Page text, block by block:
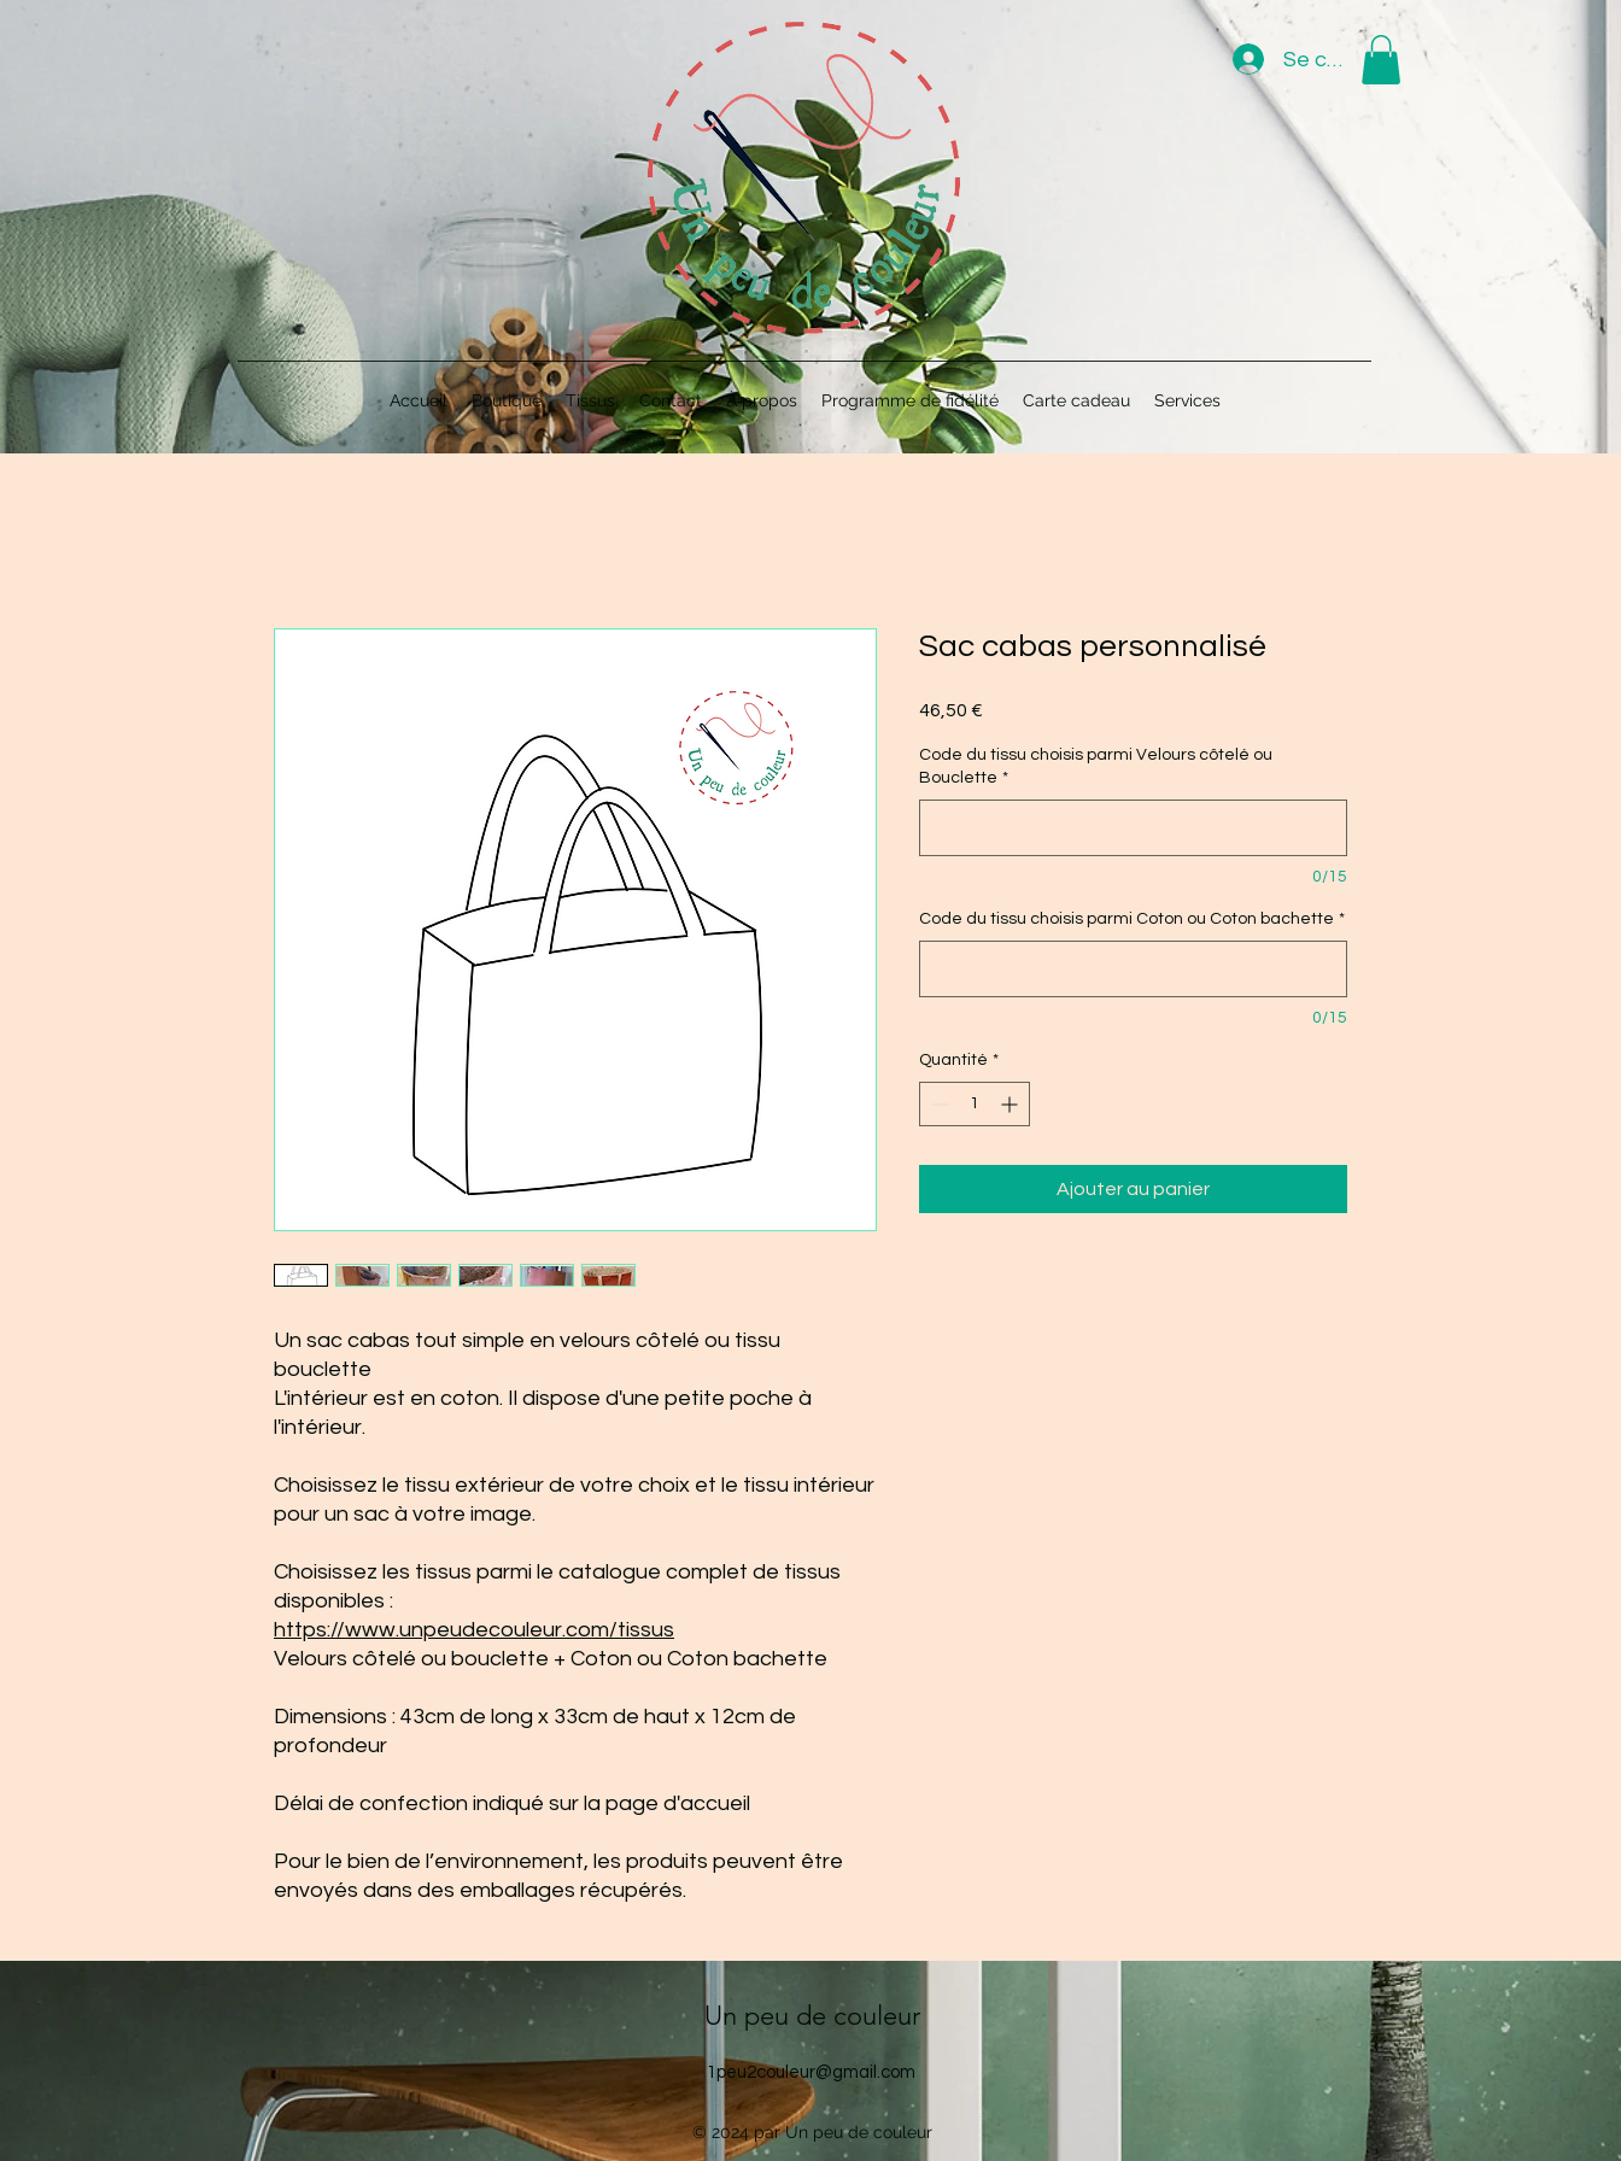
Se connecter
Accueil Boutique Tissus Contact À propos Programme de fidélité Carte cadeau Services
Un sac cabas tout simple en velours côtelé ou tissu
bouclette
L'intérieur est en coton. Il dispose d'une petite poche à
l'intérieur.
Choisissez le tissu extérieur de votre choix et le tissu intérieur
pour un sac à votre image.
Choisissez les tissus parmi le catalogue complet de tissus
disponibles :
https://www.unpeudecouleur.com/tissus
Velours côtelé ou bouclette + Coton ou Coton bachette
Dimensions : 43cm de long x 33cm de haut x 12cm de
profondeur
Délai de confection indiqué sur la page d'accueil
Pour le bien de l’environnement, les produits peuvent être
envoyés dans des emballages récupérés.
Sac cabas personnalisé
46,50 €
Code du tissu choisis parmi Velours côtelé ou
Bouclette *
0/15
Code du tissu choisis parmi Coton ou Coton bachette *
0/15
Quantité *
Ajouter au panier
Un peu de couleur
1peu2couleur@gmail.com
© 2024 par Un peu de couleur